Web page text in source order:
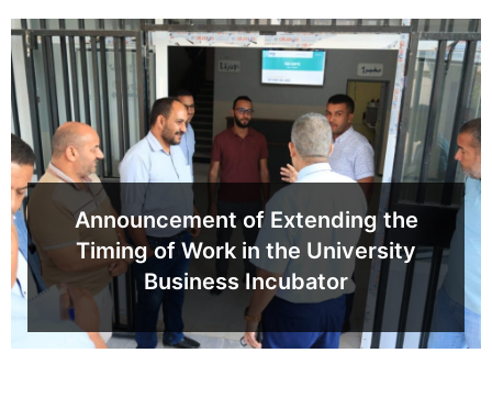
Announcement of Extending the
Timing of Work in the University
Business Incubator